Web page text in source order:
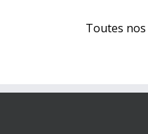
Toutes nos